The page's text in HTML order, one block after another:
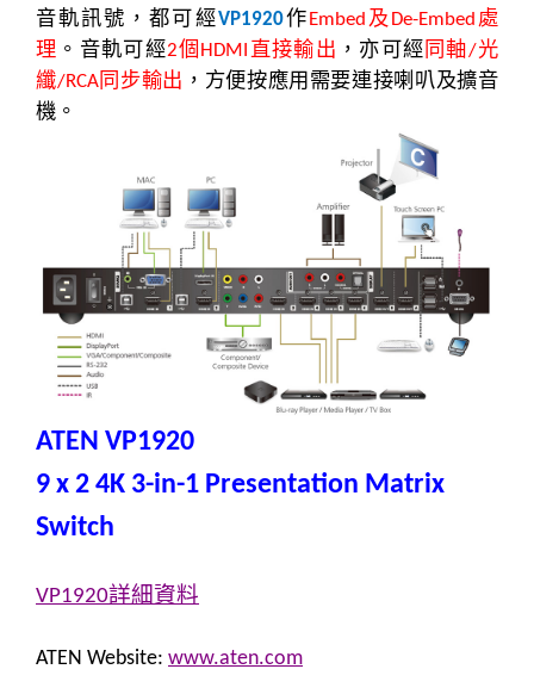
音軌訊號，都可經VP1920作 Embed 及 De-Embed 處
理 。音軌可經2個 HDMI 直接輸出 ，亦可經 同軸/光
纖/RCA同步輸出 ，方便按應用需要連接喇叭及擴音
機。
ATEN VP1920
9 x 2 4K 3-in-1 Presentation Matrix
Switch
VP1920詳細資料
ATEN Website: www.aten.com